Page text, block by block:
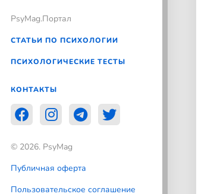
PsyMag.Портал
СТАТЬИ ПО ПСИХОЛОГИИ
ПСИХОЛОГИЧЕСКИЕ ТЕСТЫ
КОНТАКТЫ
© 2026. PsyMag
Публичная оферта
Пользовательское соглашение